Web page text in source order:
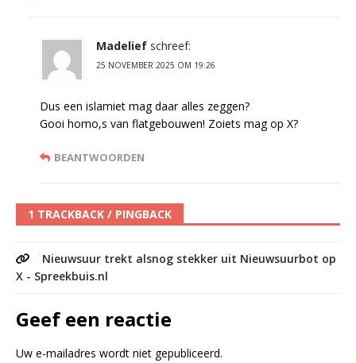
Madelief schreef:
25 NOVEMBER 2025 OM 19:26
Dus een islamiet mag daar alles zeggen?
Gooi homo,s van flatgebouwen! Zoiets mag op X?
BEANTWOORDEN
1 TRACKBACK / PINGBACK
Nieuwsuur trekt alsnog stekker uit Nieuwsuurbot op
X - Spreekbuis.nl
Geef een reactie
Uw e-mailadres wordt niet gepubliceerd.